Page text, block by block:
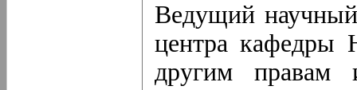
Ведущий научный
центра
другим правам